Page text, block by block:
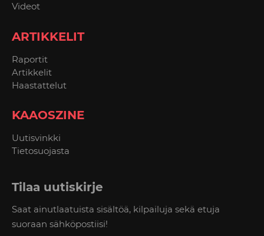
Videot
ARTIKKELIT
Raportit
Artikkelit
Haastattelut
KAAOSZINE
Uutisvinkki
Tietosuojasta
Tilaa uutiskirje
Saat ainutlaatuista sisältöä, kilpailuja sekä etuja
suoraan sähköpostiisi!